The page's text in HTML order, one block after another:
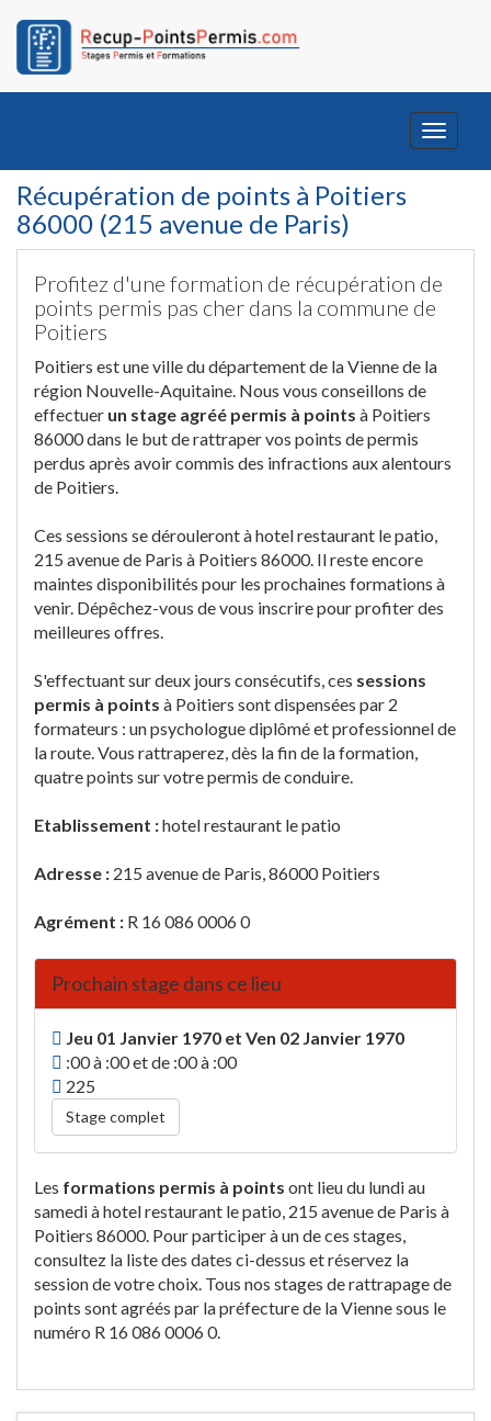
Toggle
Récupération de points à Poitiers
86000 (215 avenue de Paris)
Profitez d'une formation de récupération de
points permis pas cher dans la commune de
Poitiers
Poitiers est une ville du département de la Vienne de la
région Nouvelle-Aquitaine. Nous vous conseillons de
effectuer un stage agréé permis à points à Poitiers
86000 dans le but de rattraper vos points de permis
perdus après avoir commis des infractions aux alentours
de Poitiers.
Ces sessions se dérouleront à hotel restaurant le patio,
215 avenue de Paris à Poitiers 86000. Il reste encore
maintes disponibilités pour les prochaines formations à
venir. Dépêchez-vous de vous inscrire pour profiter des
meilleures offres.
S'effectuant sur deux jours consécutifs, ces sessions
permis à points à Poitiers sont dispensées par 2
formateurs : un psychologue diplômé et professionnel de
la route. Vous rattraperez, dès la fin de la formation,
quatre points sur votre permis de conduire.
Etablissement :hotel restaurant le patio
Adresse : 215 avenue de Paris, 86000 Poitiers
Agrément : R 16 086 0006 0
Prochain stage dans ce lieu
Jeu 01 Janvier 1970 et Ven 02 Janvier 1970
:00 à :00 et de :00 à :00
225
Stage complet
Les formations permis à points ont lieu du lundi au
samedi à hotel restaurant le patio, 215 avenue de Paris à
Poitiers 86000. Pour participer à un de ces stages,
consultez la liste des dates ci-dessus et réservez la
session de votre choix. Tous nos stages de rattrapage de
points sont agréés par la préfecture de la Vienne sous le
numéro R 16 086 0006 0.